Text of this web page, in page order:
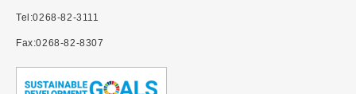
Tel:0268-82-3111
Fax:0268-82-8307